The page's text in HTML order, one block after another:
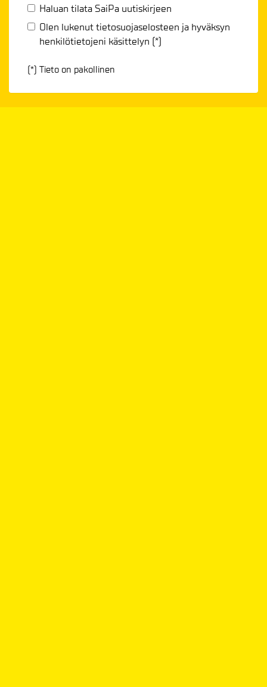
Haluan tilata SaiPa uutiskirjeen
Olen lukenuttietosuojaselosteen ja hyväksyn
henkilötietojeni käsittelyn (*)
(*) Tieto on pakollinen